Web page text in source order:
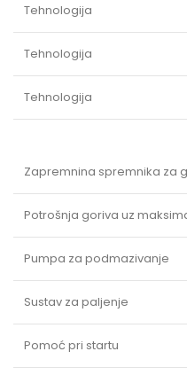
Tehnologija
Tehnologija
Tehnologija
Zapremnina spremnika za
Potrošnja goriva uz
Pumpa za podmazivanje
Sustav za paljenje
Pomoć pri startu